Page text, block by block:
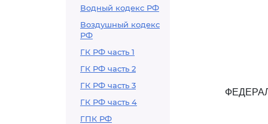
Водный кодекс РФ
Воздушный кодекс
РФ
ГК РФ часть 1
ГК РФ часть 2
ГК РФ часть 3
ГК РФ часть 4
ГПК РФ